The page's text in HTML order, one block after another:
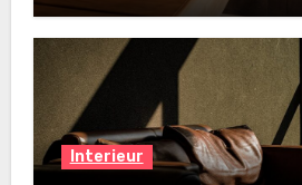
Interieur